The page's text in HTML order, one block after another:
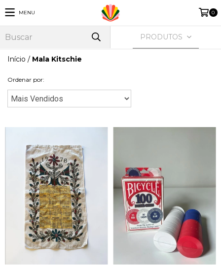
MENU 0
PRODUTOS
Início / Mala Kitschie
Ordenar por: